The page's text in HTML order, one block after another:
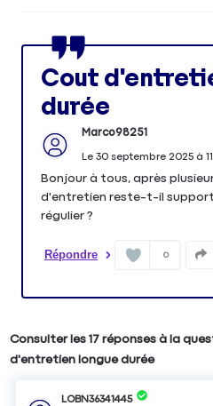
Cout
durée
Marco98251
Le 30 septembre 2025à
Bonjour à tous, après
d'entretien reste-t-il
régulier ?
Répondre 0
Consulter les 17 réponses à la
d'entretien longue durée
LOBN36341445